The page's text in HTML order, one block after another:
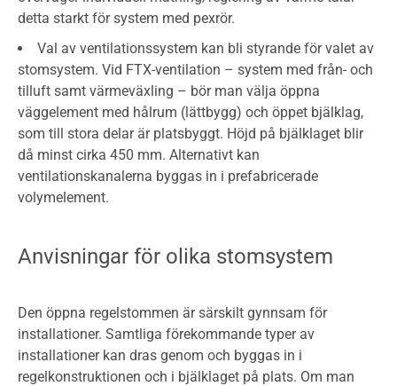
detta starkt för system med pexrör.
Val av ventilationssystem kan bli styrande för valet av
stomsystem. Vid FTX-ventilation – system med från- och
tilluft samt värmeväxling – bör man välja öppna
väggelement med hålrum (lättbygg) och öppet bjälklag,
som till stora delar är platsbyggt. Höjd på bjälklaget blir
då minst cirka 450 mm. Alternativt kan
ventilationskanalerna byggas in i prefabricerade
volymelement.
Anvisningar för olika stomsystem
Den öppna regelstommen är särskilt gynnsam för
installationer. Samtliga förekommande typer av
installationer kan dras genom och byggas in i
regelkonstruktionen och i bjälklaget på plats. Om man